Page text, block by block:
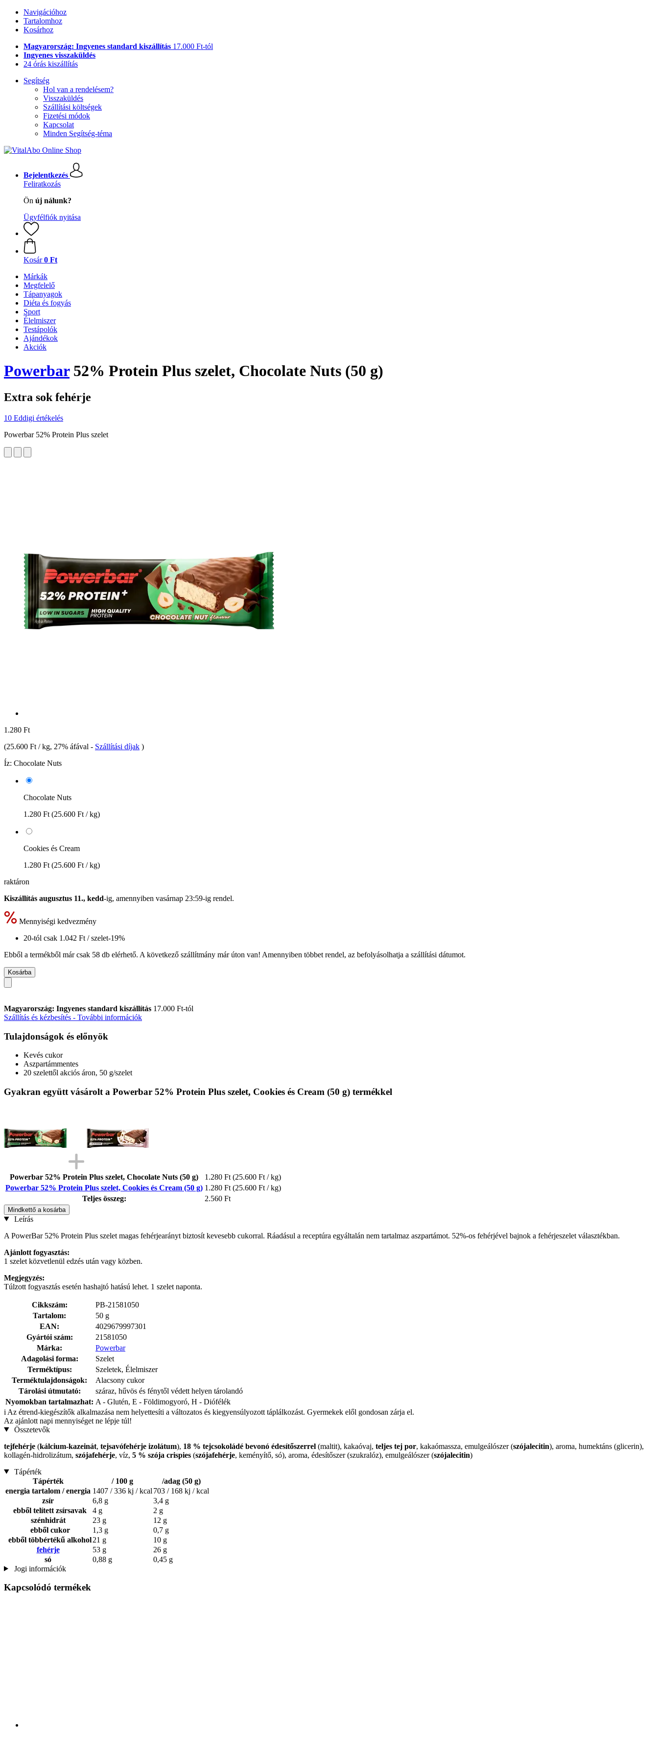
Navigációhoz
Tartalomhoz
Kosárhoz
Magyarország: Ingyenes standard kiszállítás 17.000 Ft-tól
Ingyenes visszaküldés
24 órás kiszállítás
Segítség
Hol van a rendelésem?
Visszaküldés
Szállítási költségek
Fizetési módok
Kapcsolat
Minden Segítség-téma
Bejelentkezés
Feliratkozás
Ön új nálunk?
Ügyfélfiók nyitása
Kosár 0 Ft
Márkák
Megfelelő
Tápanyagok
Diéta és fogyás
Sport
Élelmiszer
Testápolók
Ajándékok
Akciók
Powerbar52% Protein Plus szelet, Chocolate Nuts (50 g)
Extra sok fehérje
10 Eddigi értékelés
Powerbar 52% Protein Plus szelet
1.280 Ft
(25.600 Ft / kg, 27% áfával - Szállítási díjak )
Íz: Chocolate Nuts
Chocolate Nuts
1.280 Ft (25.600 Ft / kg)
Cookies és Cream
1.280 Ft (25.600 Ft / kg)
raktáron
Kiszállítás augusztus 11., kedd-ig, amennyiben vasárnap 23:59-ig rendel.
Mennyiségi kedvezmény
20-tól csak 1.042 Ft / szelet-19%
Ebből a termékből már csak 58 db elérhető. A következő szállítmány már úton van! Amennyiben többet rendel, az befolyásolhatja a szállítási dátumot.
Kosárba
Magyarország: Ingyenes standard kiszállítás 17.000 Ft-tól
Szállítás és kézbesítés - További információk
Tulajdonságok és előnyök
Kevés cukor
Aszpartámmentes
20 szelettől akciós áron, 50 g/szelet
Gyakran együtt vásárolt a Powerbar 52% Protein Plus szelet, Cookies és Cream (50 g) termékkel
Powerbar 52% Protein Plus szelet, Chocolate Nuts (50 g) 1.280 Ft (25.600 Ft / kg)
Powerbar 52% Protein Plus szelet, Cookies és Cream (50 g) 1.280 Ft (25.600 Ft / kg)
Teljes összeg:
2.560 Ft
Mindkettő a kosárba
Leírás
A PowerBar 52% Protein Plus szelet magas fehérjearányt biztosít kevesebb cukorral. Ráadásul a receptúra egyáltalán nem tartalmaz aszpartámot. 52%-os fehérjével bajnok a fehérjeszelet választékban.
Ajánlott fogyasztás:
1 szelet közvetlenül edzés után vagy közben.
Megjegyzés:
Túlzott fogyasztás esetén hashajtó hatású lehet. 1 szelet naponta.
Cikkszám:
PB-21581050
Tartalom:
50 g
EAN:
4029679997301
Gyártói szám:
21581050
Márka:
Powerbar
Adagolási forma:
Szelet
Terméktípus:
Szeletek, Élelmiszer
Terméktulajdonságok:
Alacsony cukor
Tárolási útmutató:
száraz, hűvös és fénytől védett helyen tárolandó
Nyomokban tartalmazhat: A - Glutén, E - Földimogyoró, H - Diófélék
i Az étrend-kiegészítők alkalmazása nem helyettesíti a változatos és kiegyensúlyozott táplálkozást. Gyermekek elől gondosan zárja el.
Az ajánlott napi mennyiséget ne lépje túl!
Összetevők
tejfehérje (kálcium-kazeinát, tejsavófehérje izolátum), 18 % tejcsokoládé bevonó édesítőszerrel (maltit), kakaóvaj, teljes tej por, kakaómassza, emulgeálószer (szójalecitin), aroma, humektáns (glicerin),
kollagén-hidrolizátum, szójafehérje, víz, 5 % szója crispies (szójafehérje, keményítő, só), aroma, édesítőszer (szukralóz), emulgeálószer (szójalecitin)
Tápérték
Tápérték
/ 100 g
/adag (50 g)
energia tartalom / energia 1407 / 336 kj / kcal 703 / 168 kj / kcal
zsír
6,8 g
3,4 g
ebből telített zsírsavak
4 g
2 g
szénhidrát
23 g
12 g
ebből cukor
1,3 g
0,7 g
ebből többértékű alkohol21 g
10 g
fehérje
53 g
26 g
só
0,88 g
0,45 g
Jogi információk
Kapcsolódó termékek